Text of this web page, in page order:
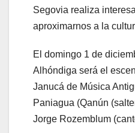
Segovia realiza
aproximarnos a la
El domingo 1 de
Alhóndiga será el
Janucá de Música
Paniagua (Qanún
Jorge Rozemblum